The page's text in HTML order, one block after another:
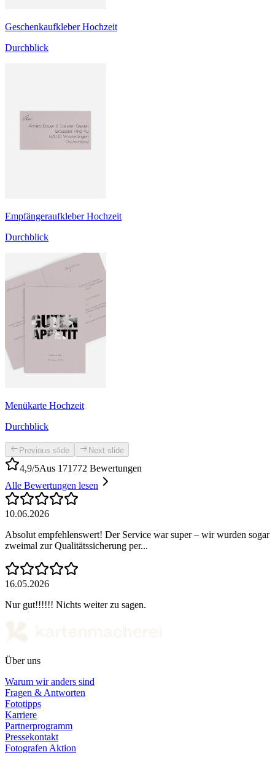
Geschenkaufkleber Hochzeit
Durchblick
Empfängeraufkleber Hochzeit
Durchblick
Menükarte Hochzeit
Durchblick
Previous slide Next slide
4,9/5Aus 171772 Bewertungen
Alle Bewertungen lesen
10.06.2026
Absolut empfehlenswert! Der Service war super – wir wurden sogar
zweimal zur Qualitätssicherung per...
16.05.2026
Nur gut!!!!!! Nichts weiter zu sagen.
Über uns
Warum wir anders sind
Fragen & Antworten
Fototipps
Karriere
Partnerprogramm
Pressekontakt
Fotografen Aktion